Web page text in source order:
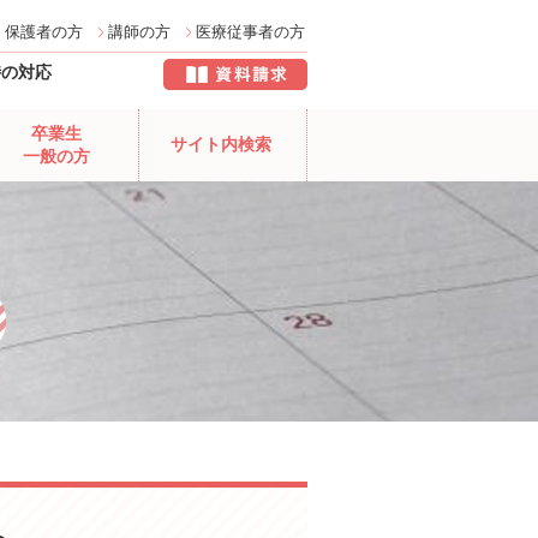
保護者の方 講師の方 医療従事者の方
対応
卒業生
一般の方
サイト内検索